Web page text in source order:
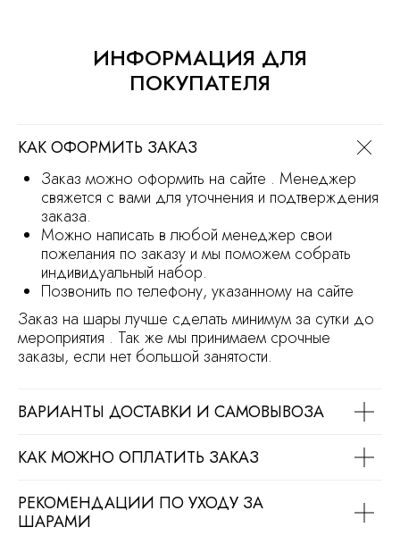
ИНФОРМАЦИЯ ДЛЯ
ПОКУПАТЕЛЯ
КАК ОФОРМИТЬ ЗАКАЗ
Заказ можно оформить на сайте . Менеджер
свяжется с вами для уточнения и подтверждения
заказа.
Можно написать в любой менеджер свои
пожелания по заказу и мы поможем собрать
индивидуальный набор.
Позвонить по телефону, указанному на сайте
Заказ на шары лучше сделать минимум за сутки до
мероприятия . Так же мы принимаем срочные
заказы, если нет большой занятости.
ВАРИАНТЫ ДОСТАВКИ И САМОВЫВОЗА
КАК МОЖНО ОПЛАТИТЬ ЗАКАЗ
РЕКОМЕНДАЦИИ ПО УХОДУ ЗА
ШАРАМИ
Продвижение сайта
Разработка сайта